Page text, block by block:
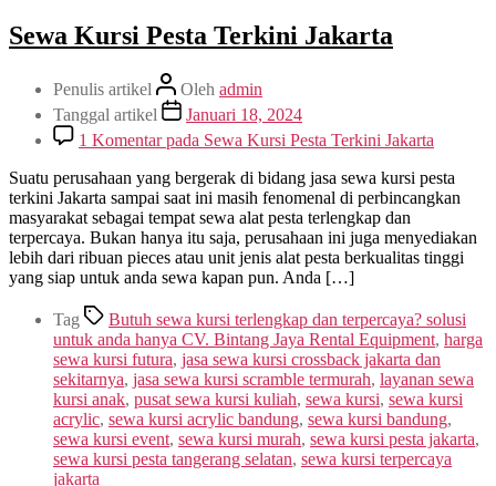
Sewa Kursi Pesta Terkini Jakarta
Penulis artikel Oleh admin
Tanggal artikel
Januari 18, 2024
1 Komentarpada Sewa Kursi Pesta Terkini Jakarta
Suatu perusahaan yang bergerak di bidang jasa sewa kursi pesta
terkini Jakarta sampai saat ini masih fenomenal di perbincangkan
masyarakat sebagai tempat sewa alat pesta terlengkap dan
terpercaya. Bukan hanya itu saja, perusahaan ini juga menyediakan
lebih dari ribuan pieces atau unit jenis alat pesta berkualitas tinggi
yang siap untuk anda sewa kapan pun. Anda […]
Tag
Butuh sewa kursi terlengkap dan terpercaya? solusi
untuk anda hanya CV. Bintang Jaya Rental Equipment, harga
sewa kursi futura, jasa sewa kursi crossback jakarta dan
sekitarnya, jasa sewa kursi scramble termurah, layanan sewa
kursi anak, pusat sewa kursi kuliah, sewa kursi, sewa kursi
acrylic, sewa kursi acrylic bandung, sewa kursi bandung,
sewa kursi event, sewa kursi murah, sewa kursi pesta jakarta,
sewa kursi pesta tangerang selatan, sewa kursi terpercaya
jakarta